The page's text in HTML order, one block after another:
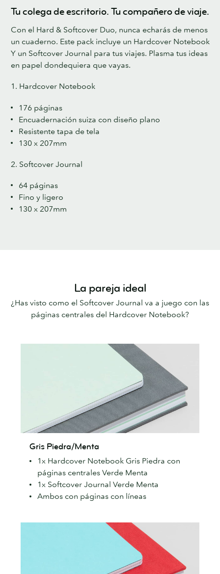
Tu colega de escritorio. Tu compañero de viaje.
Con el Hard & Softcover Duo, nunca echarás de menos
un cuaderno. Este pack incluye un Hardcover Notebook
Y un Softcover Journal para tus viajes. Plasma tus ideas
en papel dondequiera que vayas.
1. Hardcover Notebook
176 páginas
Encuadernación suiza con diseño plano
Resistente tapa de tela
130 x 207mm
2. Softcover Journal
64 páginas
Fino y ligero
130 x 207mm
La pareja ideal
¿Has visto como el Softcover Journal va a juego con las
páginas centrales del Hardcover Notebook?
Piedra/Menta
Gris Piedra/Menta
1x Hardcover Notebook Gris Piedra con
páginas centrales Verde Menta
1x Softcover Journal Verde Menta
Ambos con páginas con líneas